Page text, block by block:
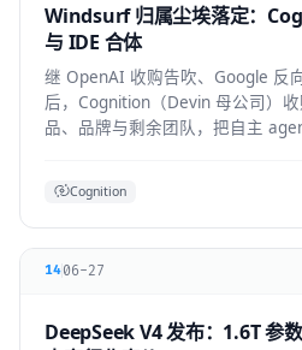
Windsurf 归属尘埃落定：
与 IDE 合体
继 OpenAI 收购告吹、Google 反
后，Cognition（Devin 母公司）
品、品牌与剩余团队，把自主
Cognition
1406-27
DeepSeek V4 发布：1.6T 参